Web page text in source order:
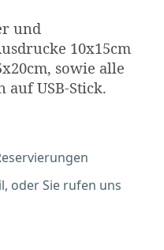
und
10x15cm
sowie alle
auf USB-Stick.
oder Sie rufen uns